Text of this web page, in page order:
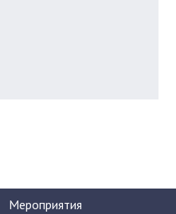
Мероприятия